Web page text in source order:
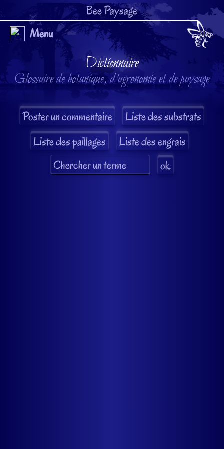
Bee Paysage
Menu
Dictionnaire
Glossaire de botanique, d'agronomie et de paysage
Liste des substrats
Liste des paillages
Liste des engrais